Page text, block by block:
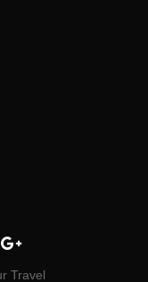
Travel